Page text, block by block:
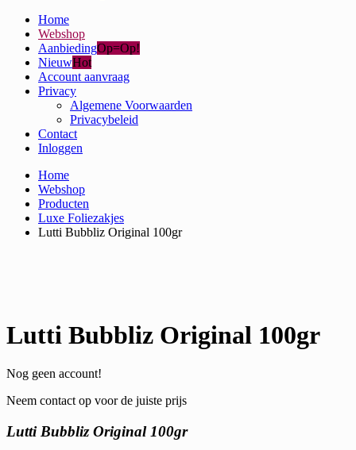
Home
Webshop
AanbiedingOp=Op!
NieuwHot
Account aanvraag
Privacy
Algemene Voorwaarden
Privacybeleid
Contact
Inloggen
Home
Webshop
Producten
Luxe Foliezakjes
Lutti Bubbliz Original 100gr
Lutti Bubbliz Original 100gr
Nog geen account!
Neem contact op voor de juiste prijs
Lutti Bubbliz Original 100gr